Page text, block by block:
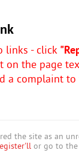
links - click
on the page
a complaint to
the site as an
or go to